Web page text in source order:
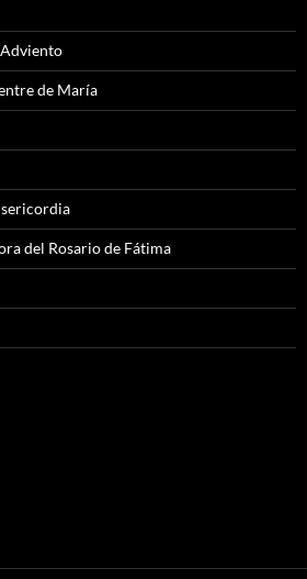
Adviento
de María
del Rosario de Fátima